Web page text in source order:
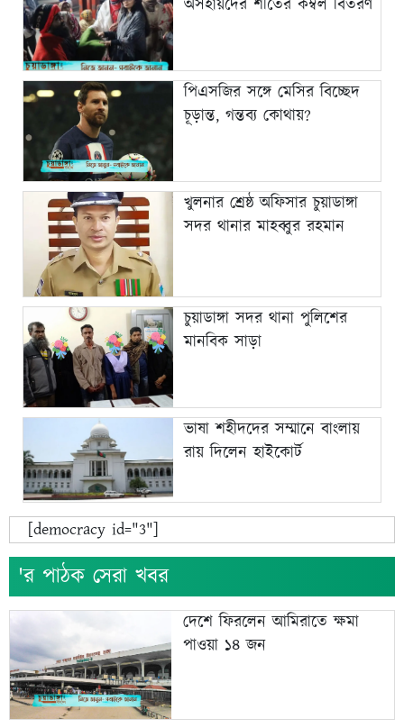
অসহায়দের শীতের কম্বল বিতরণ
পিএসজির সঙ্গে মেসির বিচ্ছেদ
চূড়ান্ত, গন্তব্য কোথায়?
খুলনার শ্রেষ্ঠ অফিসার চুয়াডাঙ্গা
সদর থানার মাহব্বুর রহমান
চুয়াডাঙ্গা সদর থানা পুলিশের
মানবিক সাড়া
ভাষা শহীদদের সম্মানে বাংলায়
রায় দিলেন হাইকোর্ট
[democracy id="3"]
'র পাঠক সেরা খবর
দেশে ফিরলেন আমিরাতে ক্ষমা
পাওয়া ১৪ জন